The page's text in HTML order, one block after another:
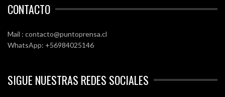
CONTACTO
Mail : contacto@puntoprensa.cl
WhatsApp: +56984025146
SIGUE NUESTRAS REDES SOCIALES